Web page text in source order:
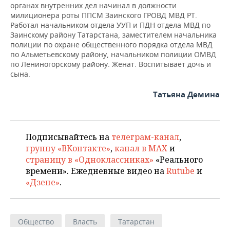
ВОЛЕЙБОЛ
КИБЕРСПОРТ
ФИГУРНОЕ КАТАНИЕ
ИСТОРИЯ
КУЛЬТУРА
МЕДИЦИНА
СПИСОК ПЕРСОН
СПИСОК КОМПАНИЙ
ПОЛНАЯ ВЕРСИЯ
органах внутренних дел начинал в должности
милиционера роты ППСМ Заинского ГРОВД МВД РТ.
Работал начальником отдела УУП и ПДН отдела МВД по
Заинскому району Татарстана, заместителем начальника
полиции по охране общественного порядка отдела МВД
по Альметьевскому району, начальником полиции ОМВД
по Лениногорскому району. Женат. Воспитывает дочь и
сына.
Татьяна Демина
Подписывайтесь на телеграм-канал,
группу «ВКонтакте»,канал в MAXи
страницу в «Одноклассниках» «Реального
времени». Ежедневные видео наRutube и
«Дзене».
Общество Власть
Татарстан